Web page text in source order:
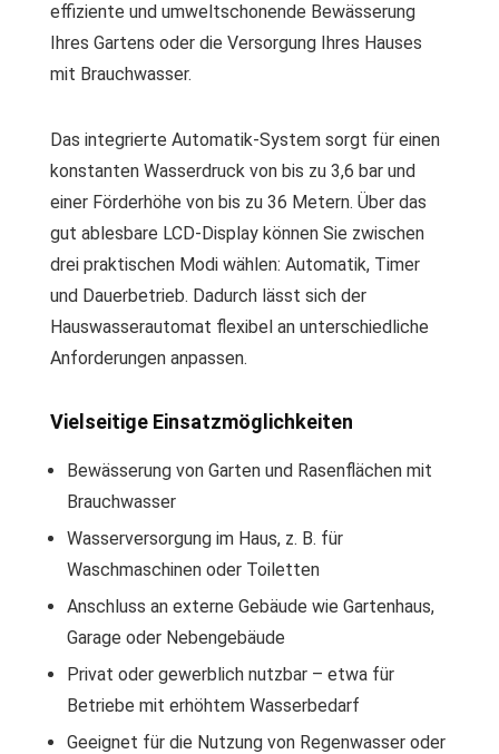
effiziente und umweltschonende Bewässerung
Ihres Gartens oder die Versorgung Ihres Hauses
mit Brauchwasser.
Das integrierte Automatik-System sorgt für einen
konstanten Wasserdruck von bis zu 3,6 bar und
einer Förderhöhe von bis zu 36 Metern. Über das
gut ablesbare LCD-Display können Sie zwischen
drei praktischen Modi wählen: Automatik, Timer
und Dauerbetrieb. Dadurch lässt sich der
Hauswasserautomat flexibel an unterschiedliche
Anforderungen anpassen.
Vielseitige Einsatzmöglichkeiten
Bewässerung von Garten und Rasenflächen mit
Brauchwasser
Wasserversorgung im Haus, z. B. für
Waschmaschinen oder Toiletten
Anschluss an externe Gebäude wie Gartenhaus,
Garage oder Nebengebäude
Privat oder gewerblich nutzbar – etwa für
Betriebe mit erhöhtem Wasserbedarf
Geeignet für die Nutzung von Regenwasser oder